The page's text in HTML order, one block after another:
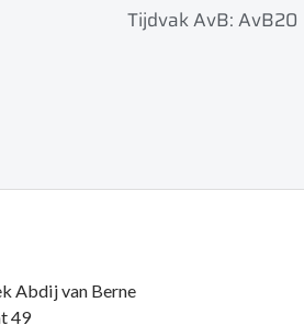
Tijdvak AvB: AvB20
Abdij van Berne
49